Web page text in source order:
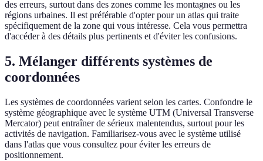
des erreurs, surtout dans des zones comme les montagnes ou les
régions urbaines. Il est préférable d'opter pour un atlas qui traite
spécifiquement de la zone qui vous intéresse. Cela vous permettra
d'accéder à des détails plus pertinents et d'éviter les confusions.
5. Mélanger différents systèmes de
coordonnées
Les systèmes de coordonnées varient selon les cartes. Confondre le
système géographique avec le système UTM (Universal Transverse
Mercator) peut entraîner de sérieux malentendus, surtout pour les
activités de navigation. Familiarisez-vous avec le système utilisé
dans l'atlas que vous consultez pour éviter les erreurs de
positionnement.